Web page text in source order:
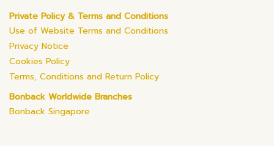
Private Policy & Terms and Conditions
Use of Website Terms and Conditions
Privacy Notice
Cookies Policy
Terms, Conditions and Return Policy
Bonback Worldwide Branches
Bonback Singapore